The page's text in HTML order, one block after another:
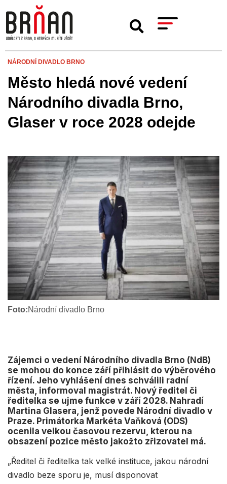
NÁRODNÍ DIVADLO BRNO
Město hledá nové vedení
Národního divadla Brno,
Glaser v roce 2028 odejde
Foto:Národní divadlo Brno
Zájemci o vedení Národního divadla Brno (NdB)
se mohou do konce září přihlásit do výběrového
řízení. Jeho vyhlášení dnes schválili radní
města, informoval magistrát. Nový ředitel či
ředitelka se ujme funkce v září 2028. Nahradí
Martina Glasera, jenž povede Národní divadlo v
Praze. Primátorka Markéta Vaňková (ODS)
ocenila velkou časovou rezervu, kterou na
obsazení pozice město jakožto zřizovatel má.
„Ředitel či ředitelka tak velké instituce, jakou národní
divadlo beze sporu je, musí disponovat